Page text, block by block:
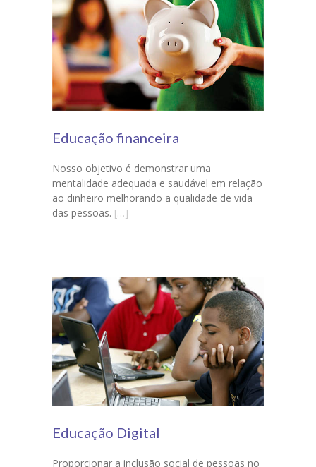
Educação financeira
Nosso objetivo é demonstrar uma
mentalidade adequada e saudável em relação
ao dinheiro melhorando a qualidade de vida
das pessoas. […]
Educação Digital
Proporcionar a inclusão social de pessoas no